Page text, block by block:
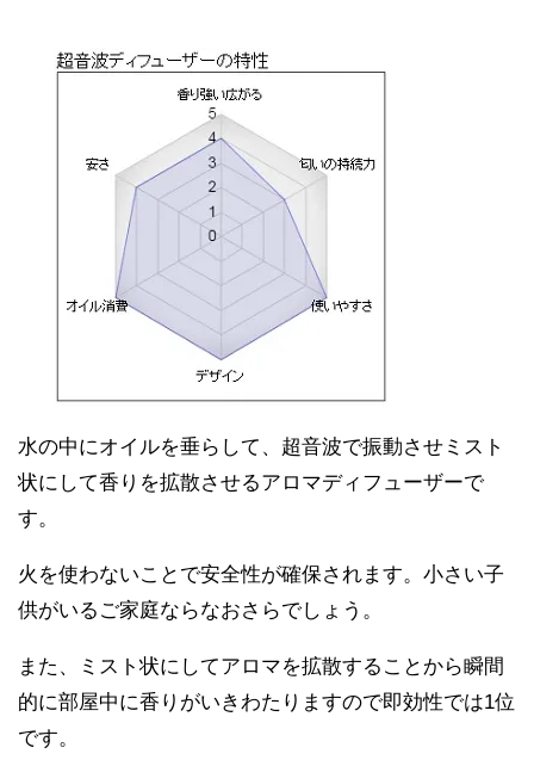
水の中にオイルを垂らして、超音波で振動させミスト
状にして香りを拡散させるアロマディフューザーで
す。
火を使わないことで安全性が確保されます。小さい子
供がいるご家庭ならなおさらでしょう。
また、ミスト状にしてアロマを拡散することから瞬間
的に部屋中に香りがいきわたりますので即効性では1位
です。